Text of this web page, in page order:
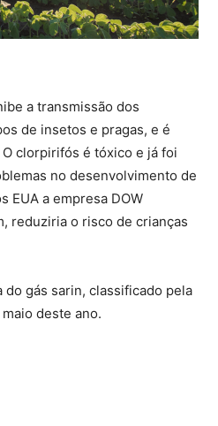
a transmissão dos
de insetos e pragas, e é
clorpirifós é tóxico e já foi
no desenvolvimento de
EUA a empresa DOW
reduziria o risco de crianças
gás sarin, classificado pela
deste ano.